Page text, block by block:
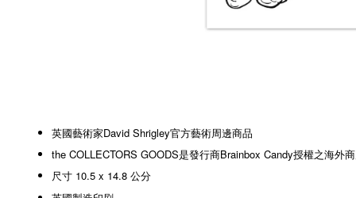
英國藝術家David Shrigley官方藝術周邊商品
the COLLECTORS GOODS是發行商Brainbox Candy授權之海外
尺寸 10.5 x 14.8 公分